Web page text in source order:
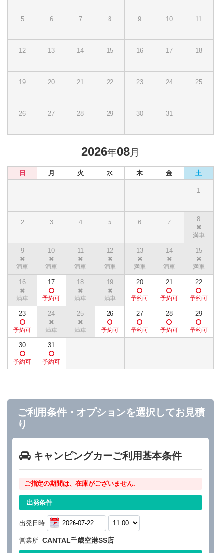
5 6 7 8 9 10 11
12 13 14 15 16 17 18
19 20 21 22 23 24 25
26 27 28 29 30 31
2026年08月
日 月 火 水 木 金 土
1
2 3 4 5 6 7 8
9 10 11 12 13 14 15
16 17 18 19 20 21 22
23 24 25 26 27 28 29
30 31
ご利用条件・オプションを選択してお見積
り
キャンピングカーご利用基本条件
ご指定の期間は、在庫がございません.
出発条件
出発日時
営業所 CANTAL千歳空港SS店